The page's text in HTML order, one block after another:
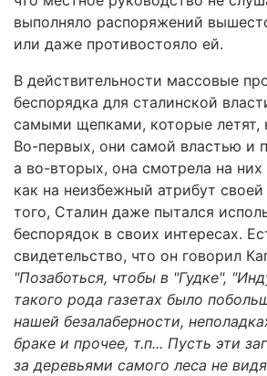
выполняло распоряжений
или даже противостояло ей.
В действительности массовые
беспорядка для сталинской
самыми щепками, которые летят,
Во-первых, они самой властью и
а во-вторых, она смотрела на них
как на неизбежный атрибут
того, Сталин даже пытался
беспорядок в своих интересах.
свидетельство, что он говорил
"Позаботься, чтобы в "Гудке",
такого рода газетах было
нашей безалаберности,
браке и прочее, т.п... Пусть эти
за деревьями самого леса не